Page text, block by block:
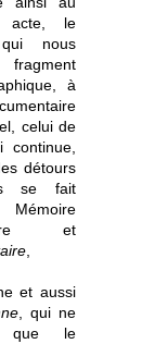
acte, le
nous
à
celui de
continue,
détours
se fait
Mémoire
et
,
et aussi
, qui ne
que le